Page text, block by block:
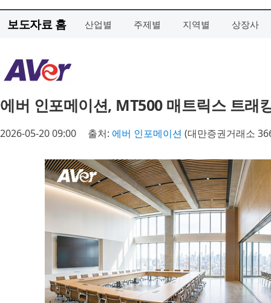
보도자료 홈 산업별 주제별 지역별 상장사
에버 인포메이션, MT500 매트릭스 트래
2026-05-20 09:00 출처: 에버 인포메이션 (대만증권거래소